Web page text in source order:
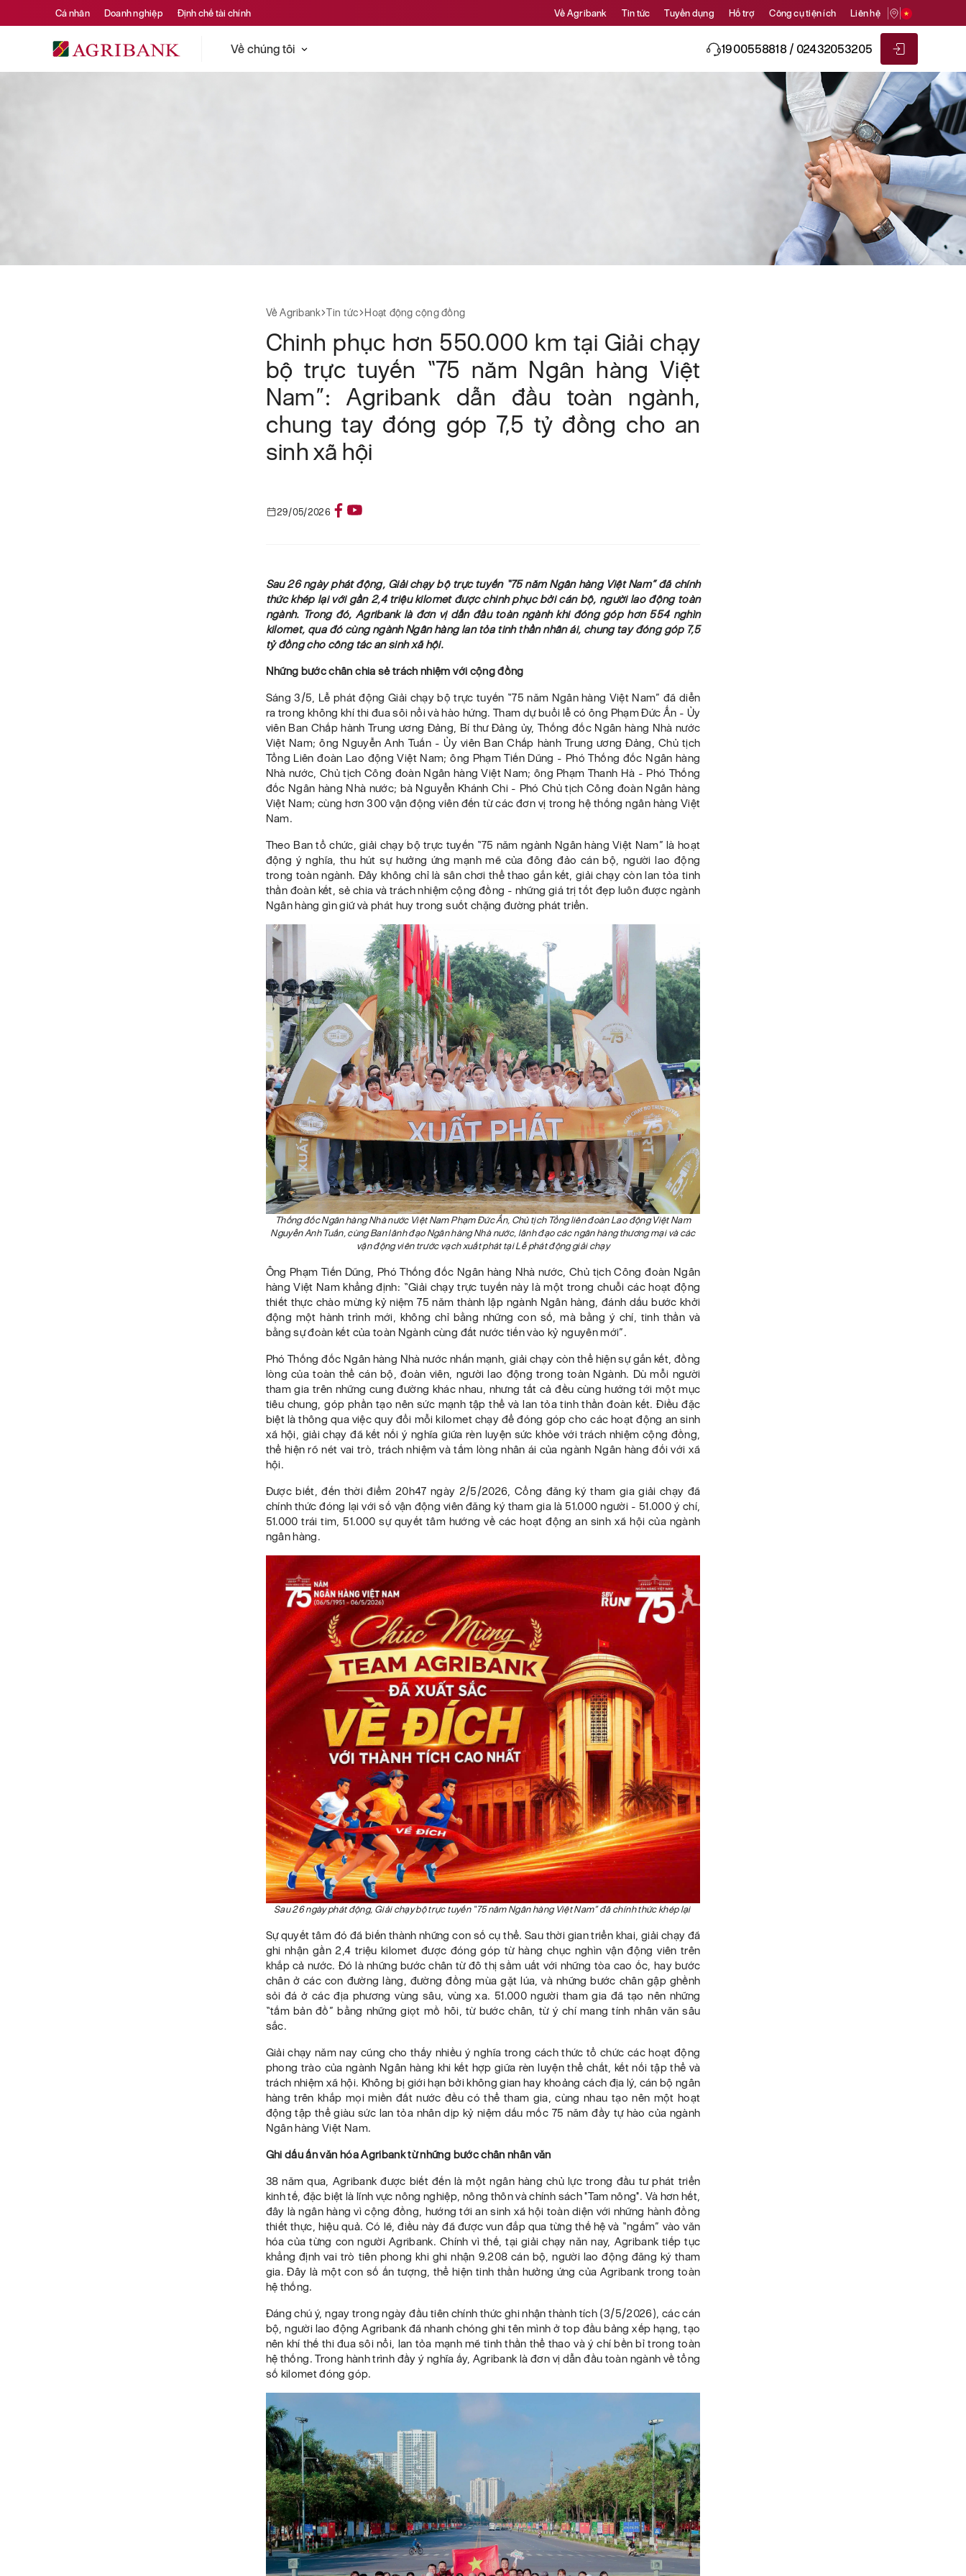
Cá nhân Doanh nghiệp Định chế tài chính Về Agribank Tin tức Tuyển dụng Hỗ trợ Công cụ tiện ích Liên hệ
Về chúng tôi 1900558818 / 02432053205
Về Agribank Tin tức Hoạt động cộng đồng
Chinh phục hơn 550.000 km tại Giải chạy
bộ trực tuyến “75 năm Ngân hàng Việt
Nam”: Agribank dẫn đầu toàn ngành,
chung tay đóng góp 7,5 tỷ đồng cho an
sinh xã hội
29/05/2026
Sau 26 ngày phát động, Giải chạy bộ trực tuyến “75 năm Ngân hàng Việt Nam” đã chính
thức khép lại với gần 2,4 triệu kilomet được chinh phục bởi cán bộ, người lao động toàn
ngành. Trong đó, Agribank là đơn vị dẫn đầu toàn ngành khi đóng góp hơn 554 nghìn
kilomet, qua đó cùng ngành Ngân hàng lan tỏa tinh thần nhân ái, chung tay đóng góp 7,5
tỷ đồng cho công tác an sinh xã hội.
Những bước chân chia sẻ trách nhiệm với cộng đồng
Sáng 3/5, Lễ phát động Giải chạy bộ trực tuyến “75 năm Ngân hàng Việt Nam” đã diễn
ra trong không khí thi đua sôi nổi và hào hứng. Tham dự buổi lễ có ông Phạm Đức Ấn - Ủy
viên Ban Chấp hành Trung ương Đảng, Bí thư Đảng ủy, Thống đốc Ngân hàng Nhà nước
Việt Nam; ông Nguyễn Anh Tuấn - Ủy viên Ban Chấp hành Trung ương Đảng, Chủ tịch
Tổng Liên đoàn Lao động Việt Nam; ông Phạm Tiến Dũng - Phó Thống đốc Ngân hàng
Nhà nước, Chủ tịch Công đoàn Ngân hàng Việt Nam; ông Phạm Thanh Hà - Phó Thống
đốc Ngân hàng Nhà nước; bà Nguyễn Khánh Chi - Phó Chủ tịch Công đoàn Ngân hàng
Việt Nam; cùng hơn 300 vận động viên đến từ các đơn vị trong hệ thống ngân hàng Việt
Nam.
Theo Ban tổ chức, giải chạy bộ trực tuyến “75 năm ngành Ngân hàng Việt Nam” là hoạt
động ý nghĩa, thu hút sự hưởng ứng mạnh mẽ của đông đảo cán bộ, người lao động
trong toàn ngành. Đây không chỉ là sân chơi thể thao gắn kết, giải chạy còn lan tỏa tinh
thần đoàn kết, sẻ chia và trách nhiệm cộng đồng - những giá trị tốt đẹp luôn được ngành
Ngân hàng gìn giữ và phát huy trong suốt chặng đường phát triển.
Thống đốc Ngân hàng Nhà nước Việt Nam Phạm Đức Ấn, Chủ tịch Tổng liên đoàn Lao động Việt Nam
Nguyễn Anh Tuấn, cùng Ban lãnh đạo Ngân hàng Nhà nước, lãnh đạo các ngân hàng thương mại và các
vận động viên trước vạch xuất phát tại Lễ phát động giải chạy
Ông Phạm Tiến Dũng, Phó Thống đốc Ngân hàng Nhà nước, Chủ tịch Công đoàn Ngân
hàng Việt Nam khẳng định: “Giải chạy trực tuyến này là một trong chuỗi các hoạt động
thiết thực chào mừng kỷ niệm 75 năm thành lập ngành Ngân hàng, đánh dấu bước khởi
động một hành trình mới, không chỉ bằng những con số, mà bằng ý chí, tinh thần và
bằng sự đoàn kết của toàn Ngành cùng đất nước tiến vào kỷ nguyên mới”.
Phó Thống đốc Ngân hàng Nhà nước nhấn mạnh, giải chạy còn thể hiện sự gắn kết, đồng
lòng của toàn thể cán bộ, đoàn viên, người lao động trong toàn Ngành. Dù mỗi người
tham gia trên những cung đường khác nhau, nhưng tất cả đều cùng hướng tới một mục
tiêu chung, góp phần tạo nên sức mạnh tập thể và lan tỏa tinh thần đoàn kết. Điều đặc
biệt là thông qua việc quy đổi mỗi kilomet chạy để đóng góp cho các hoạt động an sinh
xã hội, giải chạy đã kết nối ý nghĩa giữa rèn luyện sức khỏe với trách nhiệm cộng đồng,
thể hiện rõ nét vai trò, trách nhiệm và tấm lòng nhân ái của ngành Ngân hàng đối với xã
hội.
Được biết, đến thời điểm 20h47 ngày 2/5/2026, Cổng đăng ký tham gia giải chạy đã
chính thức đóng lại với số vận động viên đăng ký tham gia là 51.000 người - 51.000 ý chí,
51.000 trái tim, 51.000 sự quyết tâm hướng về các hoạt động an sinh xã hội của ngành
ngân hàng.
Sau 26 ngày phát động, Giải chạy bộ trực tuyến “75 năm Ngân hàng Việt Nam” đã chính thức khép lại
Sự quyết tâm đó đã biến thành những con số cụ thể. Sau thời gian triển khai, giải chạy đã
ghi nhận gần 2,4 triệu kilomet được đóng góp từ hàng chục nghìn vận động viên trên
khắp cả nước. Đó là những bước chân từ đô thị sầm uất với những tòa cao ốc, hay bước
chân ở các con đường làng, đường đồng mùa gặt lúa, và những bước chân gập ghềnh
sỏi đá ở các địa phương vùng sâu, vùng xa. 51.000 người tham gia đã tạo nên những
“tấm bản đồ” bằng những giọt mồ hôi, từ bước chân, từ ý chí mang tính nhân văn sâu
sắc.
Giải chạy năm nay cũng cho thấy nhiều ý nghĩa trong cách thức tổ chức các hoạt động
phong trào của ngành Ngân hàng khi kết hợp giữa rèn luyện thể chất, kết nối tập thể và
trách nhiệm xã hội. Không bị giới hạn bởi không gian hay khoảng cách địa lý, cán bộ ngân
hàng trên khắp mọi miền đất nước đều có thể tham gia, cùng nhau tạo nên một hoạt
động tập thể giàu sức lan tỏa nhân dịp kỷ niệm dấu mốc 75 năm đầy tự hào của ngành
Ngân hàng Việt Nam.
Ghi dấu ấn văn hóa Agribank từ những bước chân nhân văn
38 năm qua, Agribank được biết đến là một ngân hàng chủ lực trong đầu tư phát triển
kinh tế, đặc biệt là lĩnh vực nông nghiệp, nông thôn và chính sách "Tam nông". Và hơn hết,
đây là ngân hàng vì cộng đồng, hướng tới an sinh xã hội toàn diện với những hành đồng
thiết thực, hiệu quả. Có lẽ, điều này đã được vun đắp qua từng thế hệ và “ngấm” vào văn
hóa của từng con người Agribank. Chính vì thế, tại giải chạy năn nay, Agribank tiếp tục
khẳng định vai trò tiên phong khi ghi nhận 9.208 cán bộ, người lao động đăng ký tham
gia. Đây là một con số ấn tượng, thể hiện tinh thần hưởng ứng của Agribank trong toàn
hệ thống.
Đáng chú ý, ngay trong ngày đầu tiên chính thức ghi nhận thành tích (3/5/2026), các cán
bộ, người lao động Agribank đã nhanh chóng ghi tên mình ở top đầu bảng xếp hạng, tạo
nên khí thế thi đua sôi nổi, lan tỏa mạnh mẽ tinh thần thể thao và ý chí bền bỉ trong toàn
hệ thống. Trong hành trình đầy ý nghĩa ấy, Agribank là đơn vị dẫn đầu toàn ngành về tổng
số kilomet đóng góp.